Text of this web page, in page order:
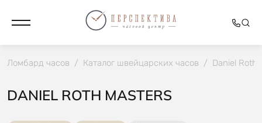
Ломбард часов / Каталог швейцарских часов / Daniel Roth
DANIEL ROTH MASTERS